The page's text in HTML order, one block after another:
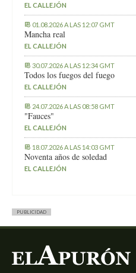
EL CALLEJÓN
01.08.2026 A LAS 12:07 GMT
Mancha real
EL CALLEJÓN
30.07.2026 A LAS 12:34 GMT
Todos los fuegos del fuego
EL CALLEJÓN
24.07.2026 A LAS 08:58 GMT
"Fauces"
EL CALLEJÓN
18.07.2026 A LAS 14:03 GMT
Noventa años de soledad
EL CALLEJÓN
PUBLICIDAD